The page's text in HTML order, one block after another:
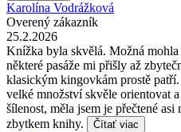
Karolína Vodrážková
Overený zákazník
25.2.2026
Knížka byla skvělá. Možná
některé pasáže mi přišly až
klasickým kingovkám prostě
velké množství skvěle orientovat
šílenost, měla jsem je přečtené
zbytkem knihy.
Čítať viac